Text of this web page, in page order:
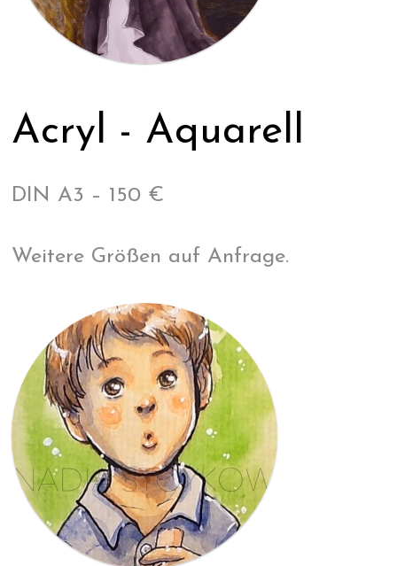
Acryl - Aquarell
DIN A3 – 150 €
Weitere Größen auf Anfrage.